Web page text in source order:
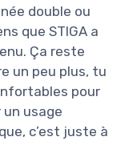
double ou
que STIGA a
Ça reste
un peu plus, tu
pour
un usage
c’est juste à